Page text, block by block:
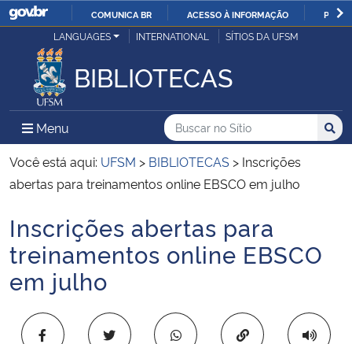
IR
O
COMUNICA BR ACESSO À INFORMAÇÃO
Ministério da Justiça e Segurança Pública
Ministério da Defesa
Ministério das Relações Exteriores
Ministério da Infraestrutura
Ministério da Agricultura, Pecuária e Abastecimento
Ministério da Educação
LANGUAGES INTERNATIONAL SÍTIOS DA UFSM
BIBLIOTECAS
Menu Menu Principal do Sítio
Busca
Buscar no no Sítio
Busca:
Você está aqui: UFSM > BIBLIOTECAS > Inscrições
abertas para treinamentos online EBSCO em julho
Início do conteúdo
Inscrições abertas para
treinamentos online EBSCO
em julho
Copiar para área